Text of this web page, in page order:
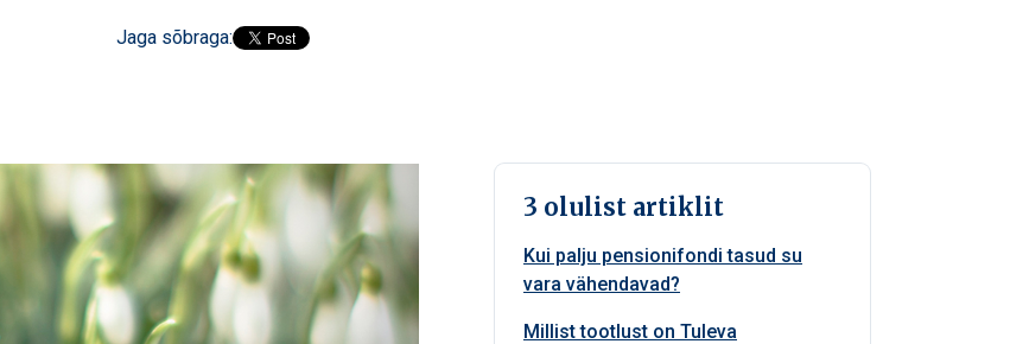
Jaga sõbraga:
3 olulist artiklit
Kui palju pensionifondi tasud su
vara vähendavad?
Millist tootlust on Tuleva